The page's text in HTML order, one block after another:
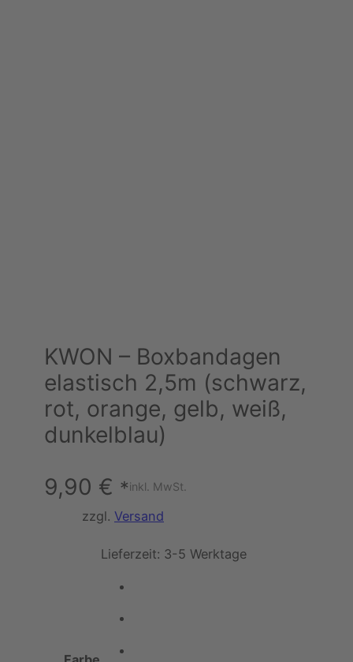
KWON – Boxbandagen
elastisch 2,5m (schwarz,
rot, orange, gelb, weiß,
dunkelblau)
9,90 € *inkl. MwSt.
zzgl. Versand
Lieferzeit: 3-5 Werktage